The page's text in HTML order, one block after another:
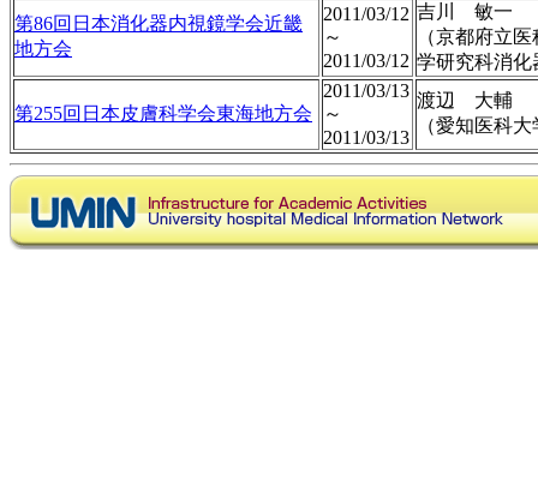
第86回日本消化器内視鏡学会近畿
地方会
2011/03/12
～
2011/03/12
吉川 敏一
（京都府立
学研究科消化
第255回日本皮膚科学会東海地方会
2011/03/13
～
2011/03/13
渡辺 大輔
（愛知医科